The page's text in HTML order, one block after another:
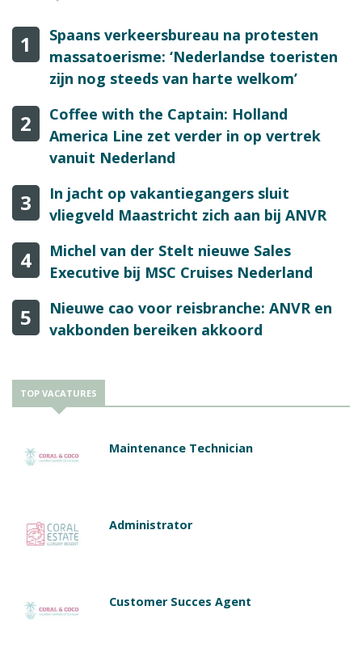
1
Spaans verkeersbureau na protesten
massatoerisme: ‘Nederlandse toeristen
zijn nog steeds van harte welkom’
2
Coffee with the Captain: Holland
America Line zet verder in op vertrek
vanuit Nederland
3
In jacht op vakantiegangers sluit
vliegveld Maastricht zich aan bij ANVR
4
Michel van der Stelt nieuwe Sales
Executive bij MSC Cruises Nederland
5
Nieuwe cao voor reisbranche: ANVR en
vakbonden bereiken akkoord
TOP VACATURES
Maintenance Technician
Administrator
Customer Succes Agent